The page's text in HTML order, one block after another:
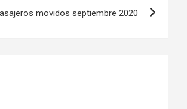
movidos septiembre 2020